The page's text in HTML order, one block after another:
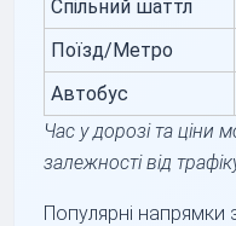
Спільний шаттл
Поїзд/Метро
Автобус
Час у дорозі та ціни
залежності від
Популярні напрямки